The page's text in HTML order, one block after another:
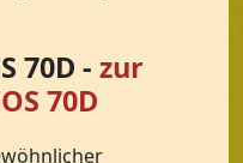
70D -zur
70D